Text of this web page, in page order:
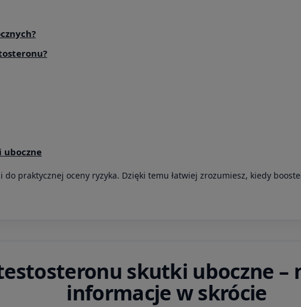
uboczne
praktycznej oceny ryzyka. Dzięki temu łatwiej zrozumiesz, kiedy
skutki uboczne –
informacje w skrócie